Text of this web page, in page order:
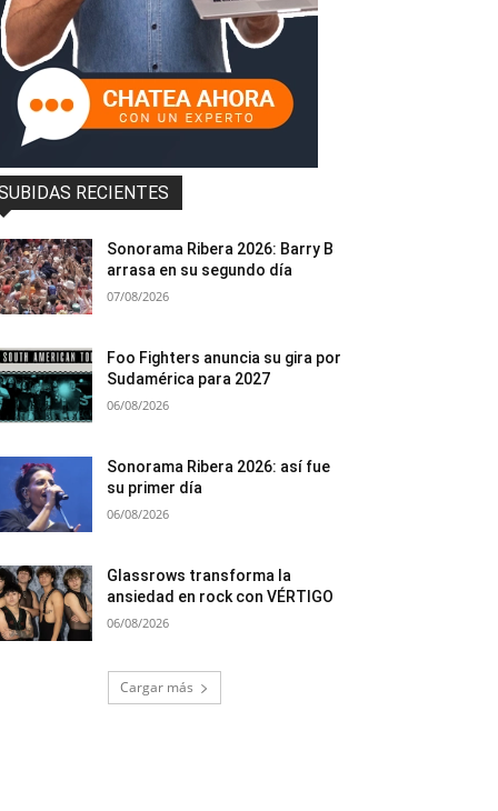
RECIENTES
Sonorama Ribera 2026: Barry B
arrasa en su segundo día
07/08/2026
Foo Fighters anuncia su gira por
Sudamérica para 2027
06/08/2026
Sonorama Ribera 2026: así fue
su primer día
06/08/2026
Glassrows transforma la
ansiedad en rock con VÉRTIGO
06/08/2026
Cargar más